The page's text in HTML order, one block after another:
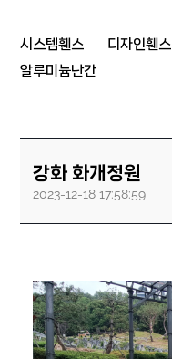
시스템휀스 디자인휀스
알루미늄난간
강화 화개정원
2023-12-18 17:58:59